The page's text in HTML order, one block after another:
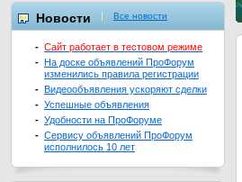
Новости Все новости
- Сайт работает в тестовом режиме
- На доске объявлений ПроФорум
изменились правила регистрации
- Видеообъявления ускоряют сделки
- Успешные объявления
- Удобности на ПроФоруме
- Сервису объявлений ПроФорум
исполнилось 10 лет